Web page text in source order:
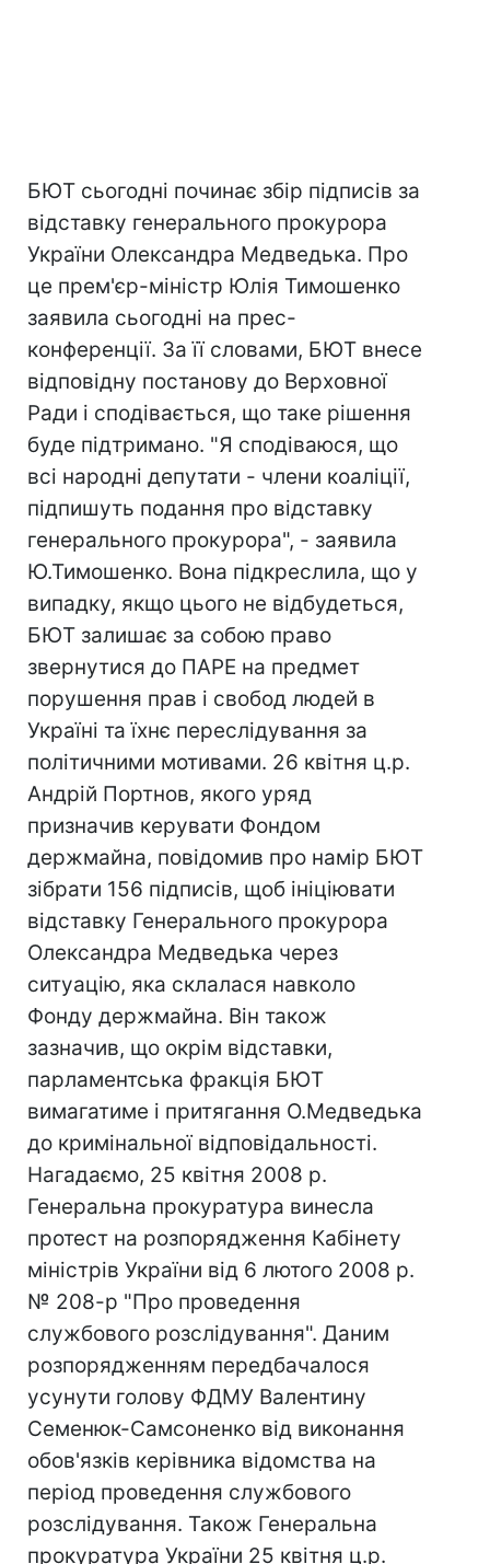
БЮТ сьогодні починає збір підписів за
відставку генерального прокурора
України Олександра Медведька. Про
це прем'єр-міністр Юлія Тимошенко
заявила сьогодні на прес-
конференції. За її словами, БЮТ внесе
відповідну постанову до Верховної
Ради і сподівається, що таке рішення
буде підтримано. "Я сподіваюся, що
всі народні депутати - члени коаліції,
підпишуть подання про відставку
генерального прокурора", - заявила
Ю.Тимошенко. Вона підкреслила, що у
випадку, якщо цього не відбудеться,
БЮТ залишає за собою право
звернутися до ПАРЕ на предмет
порушення прав і свобод людей в
Україні та їхнє переслідування за
політичними мотивами. 26 квітня ц.р.
Андрій Портнов, якого уряд
призначив керувати Фондом
держмайна, повідомив про намір БЮТ
зібрати 156 підписів, щоб ініціювати
відставку Генерального прокурора
Олександра Медведька через
ситуацію, яка склалася навколо
Фонду держмайна. Він також
зазначив, що окрім відставки,
парламентська фракція БЮТ
вимагатиме і притягання О.Медведька
до кримінальної відповідальності.
Нагадаємо, 25 квітня 2008 р.
Генеральна прокуратура винесла
протест на розпорядження Кабінету
міністрів України від 6 лютого 2008 р.
№ 208-р "Про проведення
службового розслідування". Даним
розпорядженням передбачалося
усунути голову ФДМУ Валентину
Семенюк-Самсоненко від виконання
обов'язків керівника відомства на
період проведення службового
розслідування. Також Генеральна
прокуратура України 25 квітня ц.р.